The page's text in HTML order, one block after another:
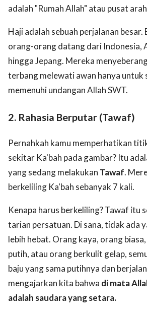
adalah "Rumah Allah" atau pusat
Haji adalah sebuah perjalanan besar.
orang-orang datang dari Indonesia,
hingga Jepang. Mereka
terbang melewati awan hanya untuk
memenuhi undangan Allah SWT.
2. Rahasia Berputar (Tawaf)
Pernahkah kamu memperhatikan
sekitar Ka'bah pada gambar? Itu
yang sedang melakukan Tawaf.
berkeliling Ka'bah sebanyak 7 kali.
Kenapa harus berkeliling? Tawaf itu
tarian persatuan. Di sana, tidak ada
lebih hebat. Orang kaya, orang
putih, atau orang berkulit gelap,
baju yang sama putihnya dan
mengajarkan kita bahwa di mata
adalah saudara yang setara.